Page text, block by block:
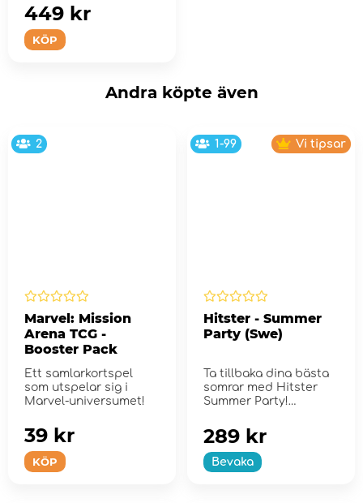
KÖP
449 kr
Andra köpte även
2
Marvel: Mission
Arena TCG -
Booster Pack
Ett samlarkortspel
som utspelar sig i
Marvel-universumet!
KÖP
39 kr
1-99 Vi tipsar
Hitster - Summer
Party (Swe)
Ta tillbaka dina bästa
somrar med Hitster
Summer Party!
Bevaka
289 kr